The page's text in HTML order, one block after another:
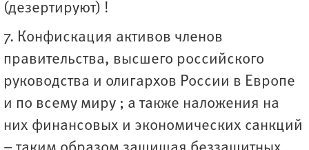
(дезертируют) !
7. Конфискация активов членов
правительства, высшего российского
руководства и олигархов России в Европе
и по всему миру ; а также наложения на
них финансовых и экономических санкций